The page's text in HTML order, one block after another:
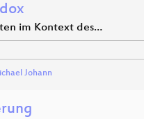
im Kontext des…
Johann